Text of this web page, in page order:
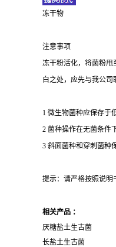
冻干物
注意事项
冻干粉活化，将菌粉甩
白之处，应先与我公司
1 微生物菌种应保存于
2 菌种操作在无菌条件
3 斜面菌种和穿刺菌种
提示：请严格按照说明
相关产品 ：
厌糖盐土生古菌
长盐土生古菌